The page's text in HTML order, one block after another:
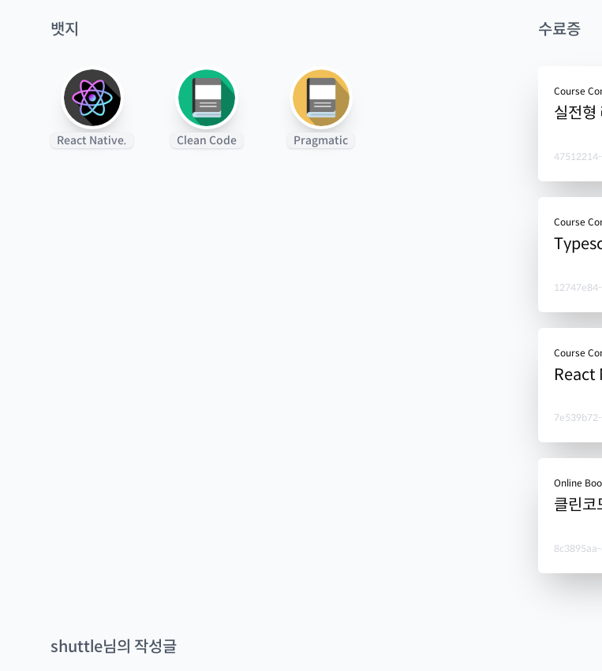
뱃지
React Native. Clean Code Pragmatic
수료증
Course
실전
Course
Course
React
Online
클린코
shuttle님의 작성글